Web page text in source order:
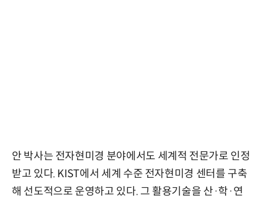
안 박사는 전자현미경 분야에서도 세계적 전문가로 인정
받고 있다. KIST에서 세계 수준 전자현미경 센터를 구축
해 선도적으로 운영하고 있다. 그 활용기술을 산·학·연